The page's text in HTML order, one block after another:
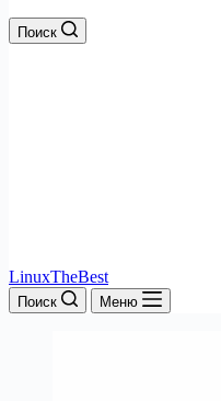
Поиск
LinuxTheBest
Поиск Меню